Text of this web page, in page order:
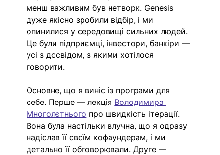
менш важливим був нетворк. Genesis
дуже якісно зробили відбір, і ми
опинилися у середовищі сильних людей.
Це були підприємці, інвестори, банкіри —
усі з досвідом, з якими хотілося
говорити.
Основне, що я виніс із програми для
себе. Перше — лекція Володимира
Многолєтнього про швидкість ітерації.
Вона була настільки влучна, що я одразу
надіслав її своїм кофаундерам, і ми
детально її обговорювали. Друге —